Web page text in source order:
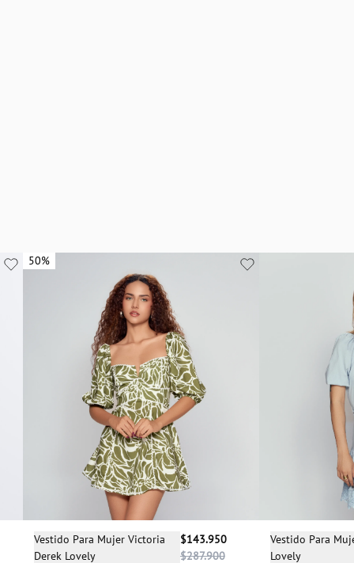
50%
50%
Selecciona una talla
Vestido Para Mujer Victoria
Derek Lovely
$143.950
$287.900
Vestido Para
Lovely